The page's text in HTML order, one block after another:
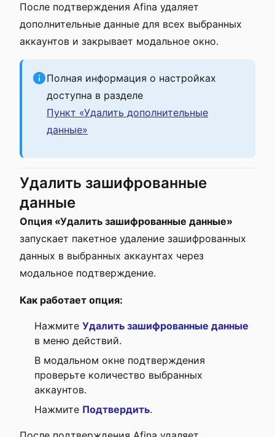
После подтверждения Afina удаляет
дополнительные данные для всех выбранных
аккаунтов и закрывает модальное окно.
Полная информация о настройках
доступна в разделе
Пункт «Удалить дополнительные
данные»
Удалить зашифрованные
данные
Опция «Удалить зашифрованные данные»
запускает пакетное удаление зашифрованных
данных в выбранных аккаунтах через
модальное подтверждение.
Как работает опция:
Нажмите Удалить зашифрованные данные
в меню действий.
В модальном окне подтверждения
проверьте количество выбранных
аккаунтов.
Нажмите Подтвердить.